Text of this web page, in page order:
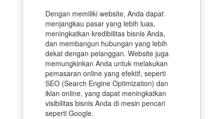
Dengan memiliki website, Anda dapat
menjangkau pasar yang lebih luas,
meningkatkan kredibilitas bisnis Anda,
dan membangun hubungan yang lebih
dekat dengan pelanggan. Website juga
memungkinkan Anda untuk melakukan
pemasaran online yang efektif, seperti
SEO (Search Engine Optimization) dan
iklan online, yang dapat meningkatkan
visibilitas bisnis Anda di mesin pencari
seperti Google.